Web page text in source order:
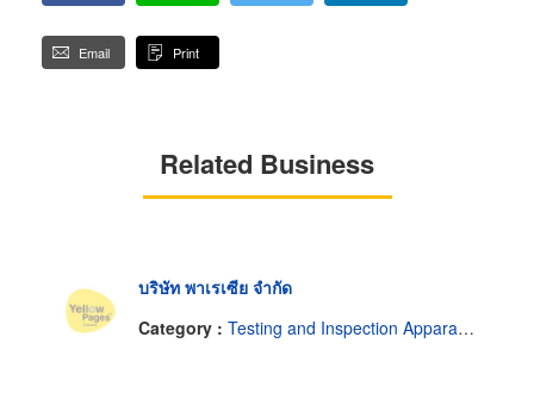
Email Print
Related Business
บริษัท พาเรเซีย จำกัด
Category : Testing and Inspection Apparatus